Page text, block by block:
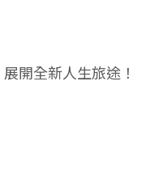
開全新人生旅途！